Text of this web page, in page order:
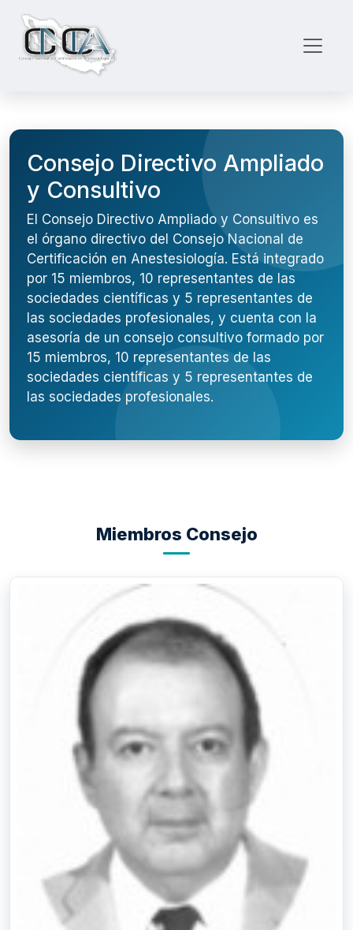
Consejo Directivo Ampliado
y Consultivo
El Consejo Directivo Ampliado y Consultivo es
el órgano directivo del Consejo Nacional de
Certificación en Anestesiología. Está integrado
por 15 miembros, 10 representantes de las
sociedades científicas y 5 representantes de
las sociedades profesionales, y cuenta con la
asesoría de un consejo consultivo formado por
15 miembros, 10 representantes de las
sociedades científicas y 5 representantes de
las sociedades profesionales.
Miembros Consejo